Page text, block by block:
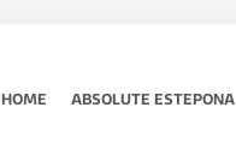
HOME ABSOLUTE ESTEPONA